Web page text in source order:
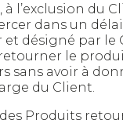
l’exclusion du
dans un
désigné par
le
sans avoir à
du Client.
Produits